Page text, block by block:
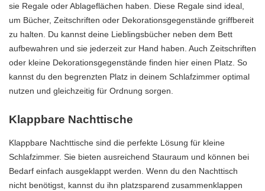
sie Regale oder Ablageflächen haben. Diese Regale sind ideal,
um Bücher, Zeitschriften oder Dekorationsgegenstände griffbereit
zu halten. Du kannst deine Lieblingsbücher neben dem Bett
aufbewahren und sie jederzeit zur Hand haben. Auch Zeitschriften
oder kleine Dekorationsgegenstände finden hier einen Platz. So
kannst du den begrenzten Platz in deinem Schlafzimmer optimal
nutzen und gleichzeitig für Ordnung sorgen.
Klappbare Nachttische
Klappbare Nachttische sind die perfekte Lösung für kleine
Schlafzimmer. Sie bieten ausreichend Stauraum und können bei
Bedarf einfach ausgeklappt werden. Wenn du den Nachttisch
nicht benötigst, kannst du ihn platzsparend zusammenklappen